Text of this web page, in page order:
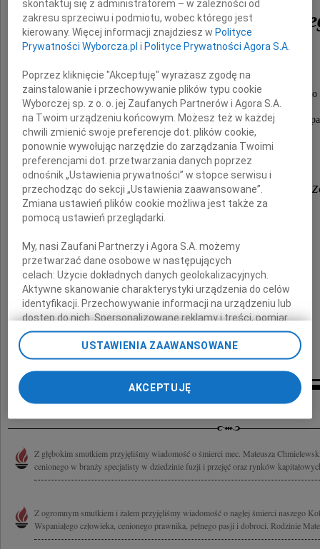
Mateusza
naszego Kolegi i Przyjaciela.
Zapamiętamy Go jako wspaniałego człowieka,
oraz osobę pełną życzliwości, klasy i zawodowej
Rodzinie i Najbliższym
składamy wyrazy najgłębszego współczucia
oraz szczere kondolencje.
Koleżanki i Koledzy z kancelarii Gide
Inne kondolencje
Z głębokim smutkiem przyjęliśmy wiadomość o śmierci mec. Mateusza
cenionego w branży specjalisty w dziedzinie fuzji i przejęć oraz rynków
Z ogromnym smutkiem i żalem przyjęliśmy wiadomość o nagłej śmierci naszego
Wspaniałego człowieka, cenionego prawnika, pełnego pasji i dobroci. Rodzinie
skontaktuj się z administratorem – w zależności od
zakresu sprzeciwu i podmiotu, wobec którego jest
kierowany. Więcej informacji znajdziesz wPolityce
Prywatności Wyborcza.pl iPolityce Prywatności Agora S.A.
Poprzez kliknięcie "Akceptuję" wyrażasz zgodę na
zainstalowanie i przechowywanie plików typu cookie
Wyborczej sp. z o. o. jej Zaufanych Partnerów i Agora S.A.
na Twoim urządzeniu końcowym. Możesz też w każdej
chwili zmienić swoje preferencje dot. plików cookie,
ponownie wywołując narzędzie do zarządzania Twoimi
preferencjami dot. przetwarzania danych poprzez
odnośnik „Ustawienia prywatności” w stopce serwisu i
przechodząc do sekcji „Ustawienia zaawansowane”.
Zmiana ustawień plików cookie możliwa jest także za
pomocą ustawień przeglądarki.
My, nasi Zaufani Partnerzy i Agora S.A. możemy
przetwarzać dane osobowe w następujących
celach:Użycie dokładnych danych geolokalizacyjnych.
Aktywne skanowanie charakterystyki urządzenia do celów
identyfikacji. Przechowywanie informacji na urządzeniu lub
dostęp do nich. Spersonalizowane reklamy i treści, pomiar
reklam i treści, badnie odbiorców i ulepszanie usług.
Lista Zaufanych Partnerów
USTAWIENIA ZAAWANSOWANE
AKCEPTUJĘ